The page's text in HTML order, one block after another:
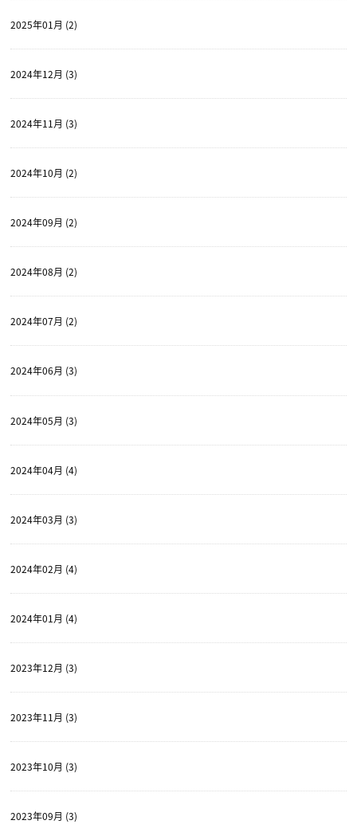
2025年01月 (2)
2024年12月 (3)
2024年11月 (3)
2024年10月 (2)
2024年09月 (2)
2024年08月 (2)
2024年07月 (2)
2024年06月 (3)
2024年05月 (3)
2024年04月 (4)
2024年03月 (3)
2024年02月 (4)
2024年01月 (4)
2023年12月 (3)
2023年11月 (3)
2023年10月 (3)
2023年09月 (3)